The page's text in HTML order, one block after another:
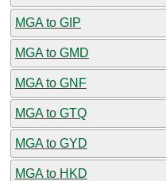
MGA to GIP
MGA to GMD
MGA to GNF
MGA to GTQ
MGA to GYD
MGA to HKD